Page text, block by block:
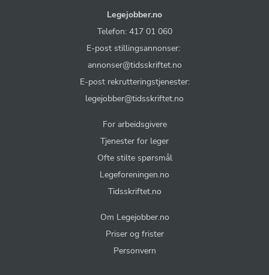
Legejobber.no
Telefon: 417 01 060
E-post stillingsannonser:
annonser@tidsskriftet.no
E-post rekrutteringstjenester:
legejobber@tidsskriftet.no
For arbeidsgivere
Tjenester for leger
Ofte stilte spørsmål
Legeforeningen.no
Tidsskriftet.no
Om Legejobber.no
Priser og frister
Personvern